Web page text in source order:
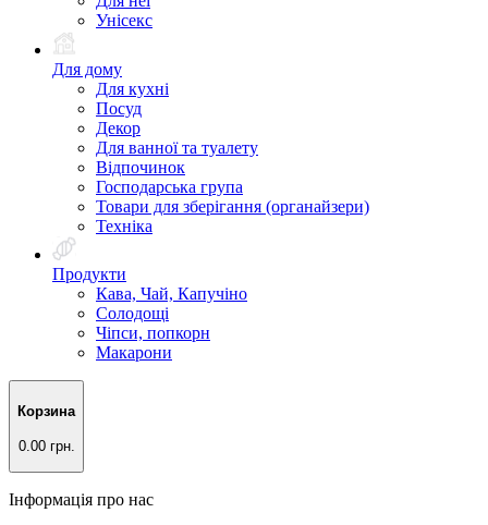
Унісекс
Для дому
Для кухні
Посуд
Декор
Для ванної та туалету
Відпочинок
Господарська група
Товари для зберігання (органайзери)
Техніка
Продукти
Кава, Чай, Капучіно
Солодощі
Чіпси, попкорн
Макарони
Корзина
0.00 грн.
Інформація про нас